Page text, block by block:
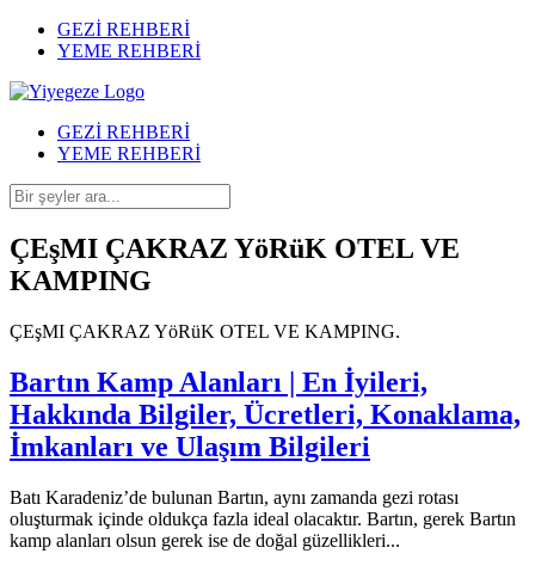
GEZİ REHBERİ
YEME REHBERİ
GEZİ REHBERİ
YEME REHBERİ
ÇEşMI ÇAKRAZ YöRüK OTEL VE
KAMPING
ÇEşMI ÇAKRAZ YöRüK OTEL VE KAMPING.
Bartın Kamp Alanları | En İyileri,
Hakkında Bilgiler, Ücretleri, Konaklama,
İmkanları ve Ulaşım Bilgileri
Batı Karadeniz’de bulunan Bartın, aynı zamanda gezi rotası
oluşturmak içinde oldukça fazla ideal olacaktır. Bartın, gerek Bartın
kamp alanları olsun gerek ise de doğal güzellikleri...